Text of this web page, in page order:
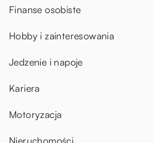
Finanse osobiste
Hobby i zainteresowania
Jedzenie i napoje
Kariera
Motoryzacja